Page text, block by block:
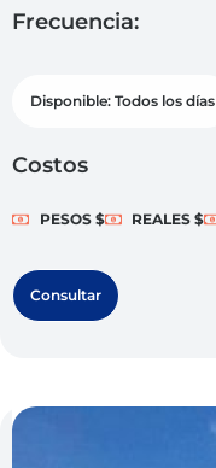
Frecuencia:
Disponible: Todos los días
Costos
PESOS $ REALES $
Consultar